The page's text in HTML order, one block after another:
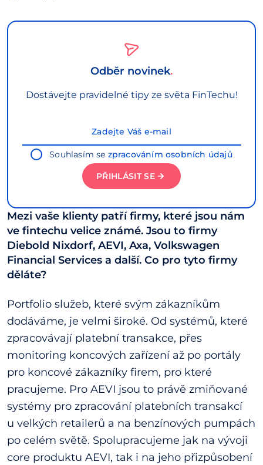
Odběr novinek
Dostávejte pravidelné tipy ze světa FinTechu!
Souhlasím se zpracováním osobních údajů
PŘIHLÁSIT SE
Mezi vaše klienty patří firmy, které jsou nám
ve fintechu velice známé. Jsou to firmy
Diebold Nixdorf, AEVI, Axa, Volkswagen
Financial Services a další. Co pro tyto firmy
děláte?
Portfolio služeb, které svým zákazníkům
dodáváme, je velmi široké. Od systémů, které
zpracovávají platební transakce, přes
monitoring koncových zařízení až po portály
pro koncové zákazníky firem, pro které
pracujeme. Pro AEVI jsou to právě zmiňované
systémy pro zpracování platebních transakcí
u velkých retailerů a na benzínových pumpách
po celém světě. Spolupracujeme jak na vývoji
core produktu AEVI, tak i na jeho přizpůsobení